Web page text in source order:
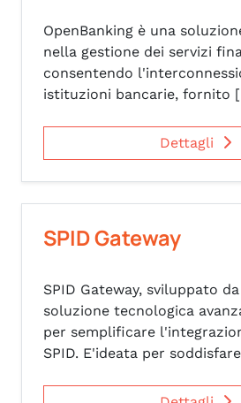
OpenBanking è una
nella gestione dei servizi
consentendo
istituzioni bancarie, fornito
Dettagli
SPID Gateway
SPID Gateway, sviluppato
soluzione tecnologica
per semplificare
SPID. E'ideata per